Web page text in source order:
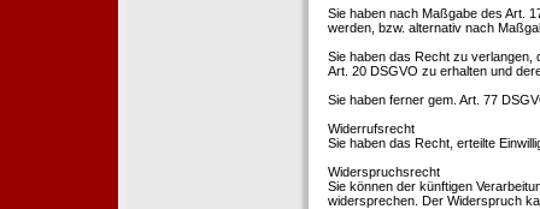
Sie haben nach Maßgabe des Art.
werden, bzw. alternativ nach
Sie haben das Recht zu verlangen,
Art. 20 DSGVO zu erhalten und
Sie haben ferner gem. Art. 77
Widerrufsrecht
Sie haben das Recht, erteilte
Widerspruchsrecht
Sie können der künftigen
widersprechen. Der Widerspruch